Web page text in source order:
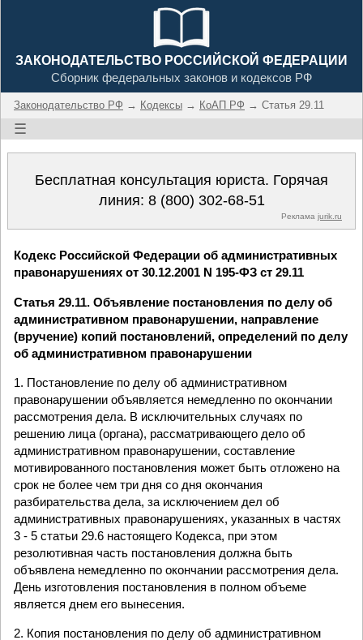
ЗАКОНОДАТЕЛЬСТВО РОССИЙСКОЙ ФЕДЕРАЦИИ
Сборник федеральных законов и кодексов РФ
Законодательство РФ → Кодексы → КоАП РФ → Статья 29.11
☰
Бесплатная консультация юриста. Горячая
линия: 8 (800) 302-68-51
Реклама jurik.ru
Кодекс Российской Федерации об административных
правонарушениях от 30.12.2001 N 195-ФЗ ст 29.11
Статья 29.11. Объявление постановления по делу об
административном правонарушении, направление
(вручение) копий постановлений, определений по делу
об административном правонарушении
1. Постановление по делу об административном
правонарушении объявляется немедленно по окончании
рассмотрения дела. В исключительных случаях по
решению лица (органа), рассматривающего дело об
административном правонарушении, составление
мотивированного постановления может быть отложено на
срок не более чем три дня со дня окончания
разбирательства дела, за исключением дел об
административных правонарушениях, указанных в частях
3 - 5 статьи 29.6 настоящего Кодекса, при этом
резолютивная часть постановления должна быть
объявлена немедленно по окончании рассмотрения дела.
День изготовления постановления в полном объеме
является днем его вынесения.
2. Копия постановления по делу об административном